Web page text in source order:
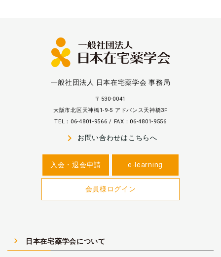
一般社団法人 日本在宅薬学会 事務局
〒530-0041
大阪市北区天神橋1-9-5 アドバンス天神橋3F
TEL：06-4801-9566 / FAX：06-4801-9556
navigate_next お問い合わせはこちらへ
入会・退会申請 e-learning
会員様ログイン
navigate_next 日本在宅薬学会について